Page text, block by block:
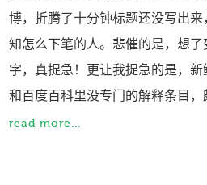
博，折腾了十分钟标题还没写出
知怎么下笔的人。悲催的是，想
字，真捉急！更让我捉急的是，
和百度百科里没专门的解释条目
read more...